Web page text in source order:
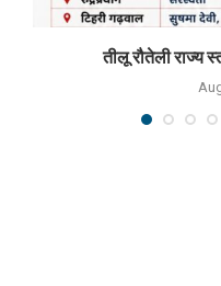
तीलू रौतेली राज्य